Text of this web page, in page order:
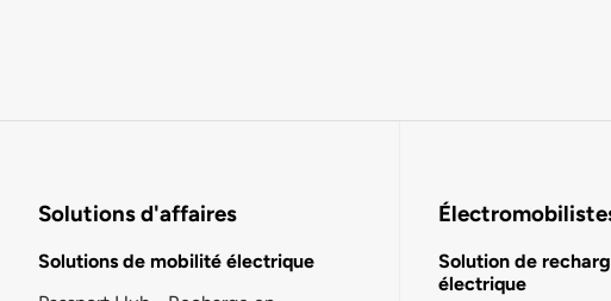
Solutions d'affaires
Solutions de mobilité électrique
Solution de
électrique